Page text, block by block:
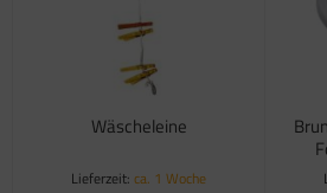
Wäscheleine
Lieferzeit: ca. 1 Woche